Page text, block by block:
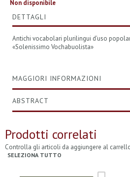
Non disponibile
DETTAGLI
Antichi vocabolari plurilingui d’uso
«Solenissimo Vochabuolista»
MAGGIORI INFORMAZIONI
ABSTRACT
Prodotti correlati
Controlla gli articoli da aggiungere al
SELEZIONA TUTTO